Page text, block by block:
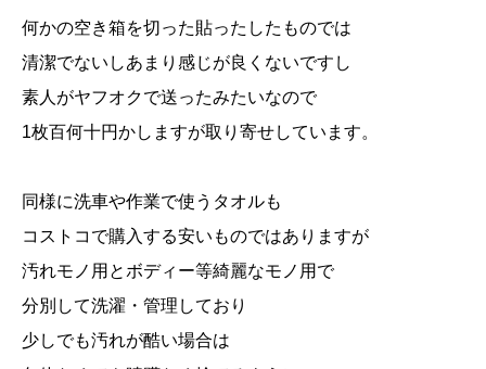
何かの空き箱を切った貼ったしたものでは
清潔でないしあまり感じが良くないですし
素人がヤフオクで送ったみたいなので
1枚百何十円かしますが取り寄せしています。
同様に洗車や作業で使うタオルも
コストコで購入する安いものではありますが
汚れモノ用とボディー等綺麗なモノ用で
分別して洗濯・管理しており
少しでも汚れが酷い場合は